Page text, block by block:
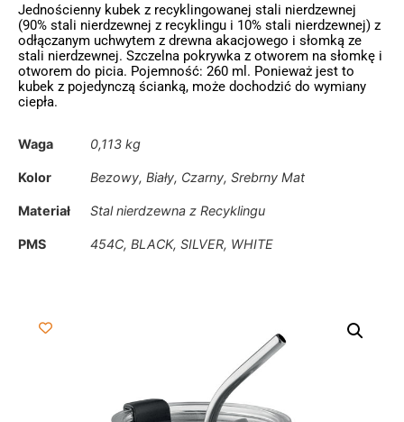
Jednościenny kubek z recyklingowanej stali nierdzewnej
(90% stali nierdzewnej z recyklingu i 10% stali nierdzewnej) z
odłączanym uchwytem z drewna akacjowego i słomką ze
stali nierdzewnej. Szczelna pokrywka z otworem na słomkę i
otworem do picia. Pojemność: 260 ml. Ponieważ jest to
kubek z pojedynczą ścianką, może dochodzić do wymiany
ciepła.
Waga 0,113 kg
Kolor Bezowy, Biały, Czarny, Srebrny Mat
Materiał Stal nierdzewna z Recyklingu
PMS 454C, BLACK, SILVER, WHITE